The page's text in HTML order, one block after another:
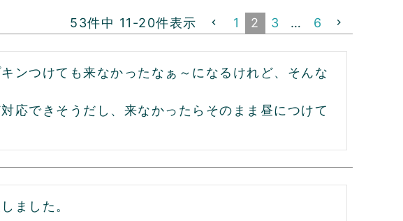
53件中 11 -20件表示 1 2 3 … 6
ンつけても来なかったなぁ～になるけれど、そんな
応できそうだし、来なかったらそのまま昼につけて
ました。